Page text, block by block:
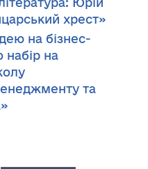
хрест»
на бізнес-
набір на
та